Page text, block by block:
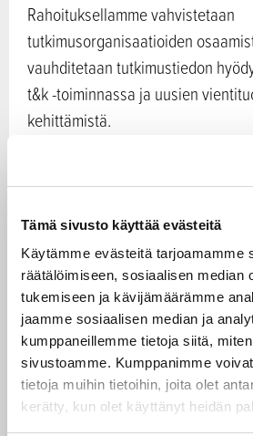
Tämä sivusto käyttää evästeitä
Käytämme evästeitä tarjoamamme
räätälöimiseen, sosiaalisen median
tukemiseen ja kävijämäärämme
jaamme sosiaalisen median ja
kumppaneillemme tietoja siitä,
sivustoamme. Kumppanimme
tietoja muihin tietoihin, joita olet
kerätty, kun olet käyttänyt heidän
Rahoituksellamme vahvistetaan
tutkimusorganisaatioiden
vauhditetaan tutkimustiedon
t&k -toiminnassa ja uusien
kehittämistä.
Rahoitus on tarkoitettu vähintään
yhteishankkeille; jos mukana
mukana tulee olla vähintään
t&k‑projekteillaan (vähintään
Business Finlandilta).
Rahoitusmalli
Co-Innovation-yhteishanke